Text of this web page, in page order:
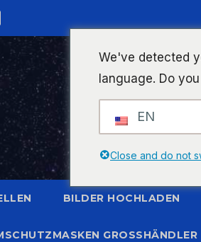
BILDER HOCHLADEN
GROSSHÄNDLER
We've detected
language. Do
EN
Close and do not